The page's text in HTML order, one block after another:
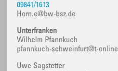
09841/1613
Horn.e@bw-bsz.de
Unterfranken
Wilhelm Pfannkuch
pfannkuch-schweinfurt@t-
Uwe Sagstetter